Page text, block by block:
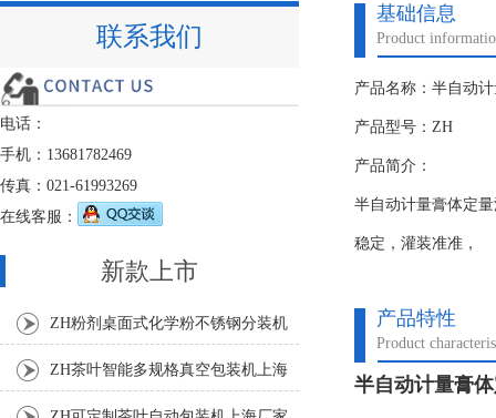
基础信息
Product
产品名称：半自动
产品型号：ZH
产品简介：
半自动计量膏体定
稳定，灌装准准，
产品特性
Product
半自动计量膏
联系我们
电话：
手机：13681782469
传真：021-61993269
在线客服：
新款上市
ZH粉剂桌面式化学粉不锈钢分装机
ZH茶叶智能多规格真空包装机上海
厂家